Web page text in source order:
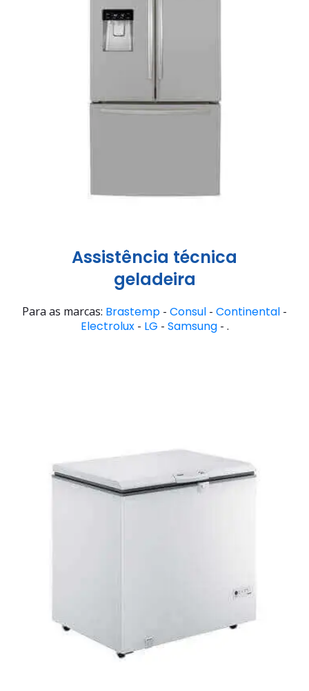
Assistência técnica
geladeira
Para as marcas: Brastemp - Consul - Continental -
Electrolux- LG - Samsung- .